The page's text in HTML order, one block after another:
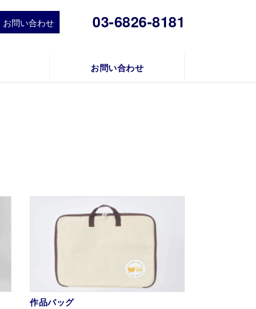
お問い合わせ 03-6826-8181
お問い合わせ
作品バッグ